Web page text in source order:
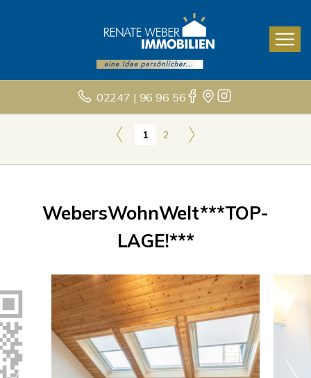
02247 | 96 96 56
1 2
WebersWohnWelt***TOP-
LAGE!***